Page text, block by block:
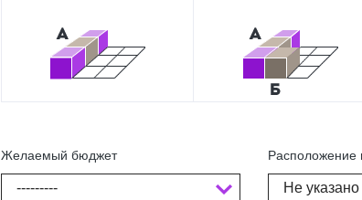
Желаемый бюджет
---------
Расположение
Не указано